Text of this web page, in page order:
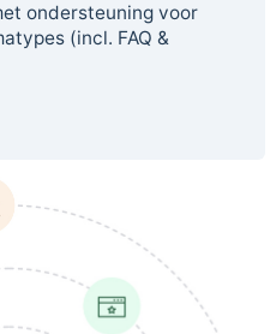
ondersteuning voor
(incl. FAQ &